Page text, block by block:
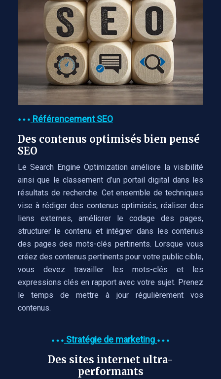
Référencement SEO
Des contenus optimisés bien pensé
SEO
Le Search Engine Optimization améliore la visibilité
ainsi que le classement d’un portail digital dans les
résultats de recherche. Cet ensemble de techniques
vise à rédiger des contenus optimisés, réaliser des
liens externes, améliorer le codage des pages,
structurer le contenu et intégrer dans les contenus
des pages des mots-clés pertinents. Lorsque vous
créez des contenus pertinents pour votre public cible,
vous devez travailler les mots-clés et les
expressions clés en rapport avec votre sujet. Prenez
le temps de mettre à jour régulièrement vos
contenus.
Stratégie de marketing
Des sites internet ultra-
performants